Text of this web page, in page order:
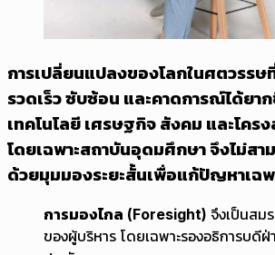
การเปลี่ยนแปลงของโลกในศตวรรษ
รวดเร็ว ซับซ้อน และคาดการณ์ได้ยา
เทคโนโลยี เศรษฐกิจ สังคม และโครง
โดยเฉพาะสถาบันอุดมศึกษา จึงไม่สา
ด้วยมุมมองระยะสั้นเพื่อแก้ปัญหาเฉพ
การมองไกล (Foresight) จึงเป็นสม
ของผู้บริหาร โดยเฉพาะรองอธิการบดีฝ่